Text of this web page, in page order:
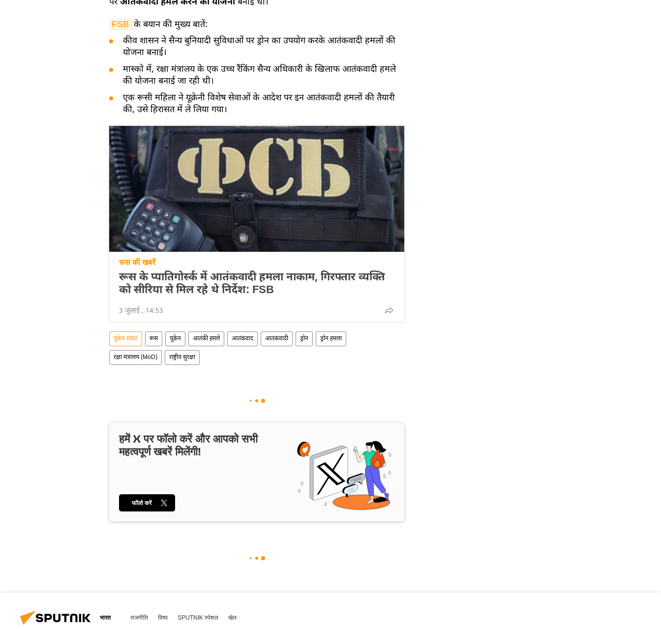
FSB के बयान की मुख्य बातें:
कीव शासन ने सैन्य बुनियादी सुविधाओं पर ड्रोन का उपयोग करके आतंकवादी हमलों की
योजना बनाई।
मास्को में, रक्षा मंत्रालय के एक उच्च रैंकिंग सैन्य अधिकारी के खिलाफ आतंकवादी हमले
की योजना बनाई जा रही थी।
एक रूसी महिला ने यूक्रेनी विशेष सेवाओं के आदेश पर इन आतंकवादी हमलों की तैयारी
की, उसे हिरासत में ले लिया गया।
रूस की खबरें
रूस के प्यातिगोर्स्क में आतंकवादी हमला नाकाम, गिरफ्तार व्यक्ति
को सीरिया से मिल रहे थे निर्देश: FSB
3 जुलाई , 14:53
यूक्रेन संकट रूस यूक्रेन आतंकी हमले आतंकवाद आतंकवादी ड्रोन ड्रोन हमला
रक्षा मंत्रालय (MoD) राष्ट्रीय सुरक्षा
हमें X पर फॉलो करें और आपको सभी
महत्वपूर्ण खबरें मिलेंगी!
फॉलो करें
भारत राजनीति विश्व SPUTNIK स्पेशल खेल